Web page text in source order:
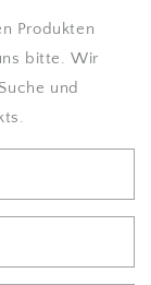
Produkten
bitte. Wir
und